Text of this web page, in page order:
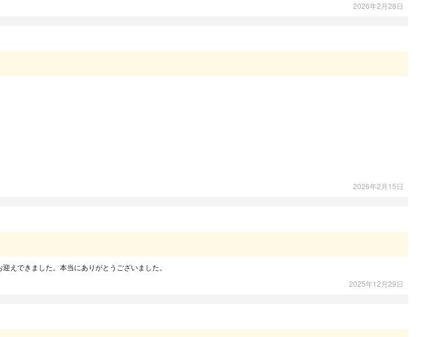
2026年2月28日
2026年2月15日
えできました。本当にありがとうございました。
2025年12月29日